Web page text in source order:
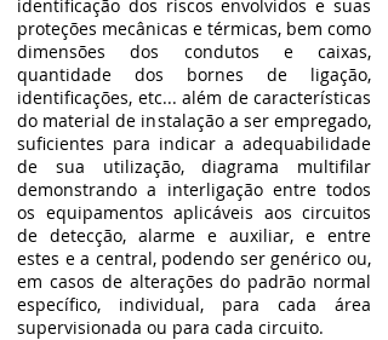
identificação dos riscos envolvidos e suas
proteções mecânicas e térmicas, bem como
dimensões dos condutos e caixas,
quantidade dos bornes de ligação,
identificações, etc... além de características
do material de instalação a ser empregado,
suficientes para indicar a adequabilidade
de sua utilização, diagrama multifilar
demonstrando a interligação entre todos
os equipamentos aplicáveis aos circuitos
de detecção, alarme e auxiliar, e entre
estes e a central, podendo ser genérico ou,
em casos de alterações do padrão normal
específico, individual, para cada área
supervisionada ou para cada circuito.